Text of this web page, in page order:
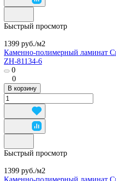
Быстрый просмотр
1399 руб./м2
Каменно-полимерный ламинат
ZH-81134-6
0
0
В корзину
Быстрый просмотр
1399 руб./м2
Каменно-полимерный ламинат